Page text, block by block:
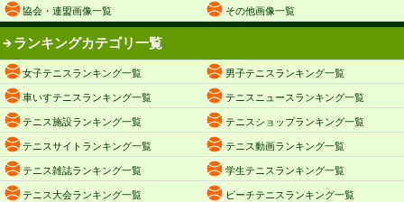
協会・連盟画像一覧 その他画像一覧
ランキングカテゴリ一覧
女子テニスランキング一覧 男子テニスランキング一覧
車いすテニスランキング一覧 テニスニュースランキング一覧
テニス施設ランキング一覧 テニスショップランキング一覧
テニスサイトランキング一覧 テニス動画ランキング一覧
テニス雑誌ランキング一覧 学生テニスランキング一覧
テニス大会ランキング一覧 ビーチテニスランキング一覧